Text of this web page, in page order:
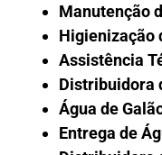
Manutenção
Higienização
Assistência
Distribuidora
Água de
Entrega de